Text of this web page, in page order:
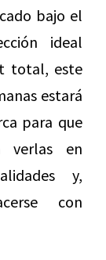
bajo el
ideal
total, este
estará
para que
verlas en
y,
con